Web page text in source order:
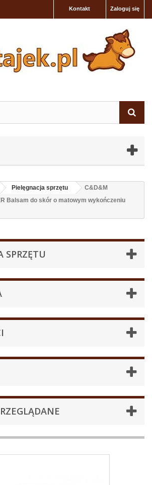
Zaloguj się
Kontakt
Pielęgnacja sprzętu
C&D&M
Balsam do skór o matowym wykończeniu
SPRZĘTU